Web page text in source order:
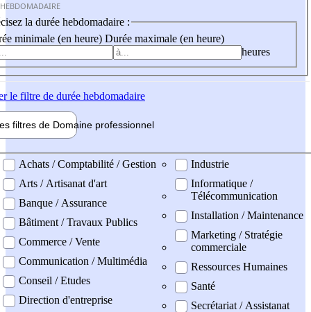
la durée hebdomadaire :
minimale (en heure) Durée maximale (en heure)
heures
le filtre de durée hebdomadaire
filtres de Domaine professionnel
professionel
Achats / Comptabilité / Gestion
Arts / Artisanat d'art
Banque / Assurance
Bâtiment / Travaux Publics
Commerce / Vente
Communication / Multimédia
Conseil / Etudes
Direction d'entreprise
Industrie
Informatique /
Télécommunication
Installation / Maintenance
Marketing / Stratégie
commerciale
Ressources Humaines
Santé
Secrétariat / Assistanat